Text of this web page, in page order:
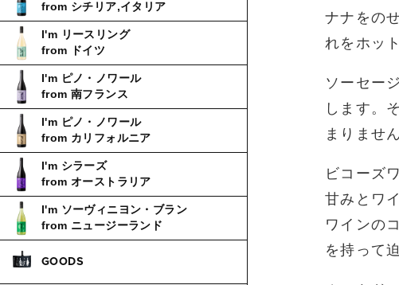
ナナをの
れをホッ
ソーセー
します。
まりませ
ビコーズ
甘みとワ
ワインの
を持って
from シチリア,イタリア
I'm リースリング
from ドイツ
I'm ピノ・ノワール
from 南フランス
I'm ピノ・ノワール
from カリフォルニア
I'm シラーズ
from オーストラリア
I'm ソーヴィニヨン・ブラン
from ニュージーランド
GOODS